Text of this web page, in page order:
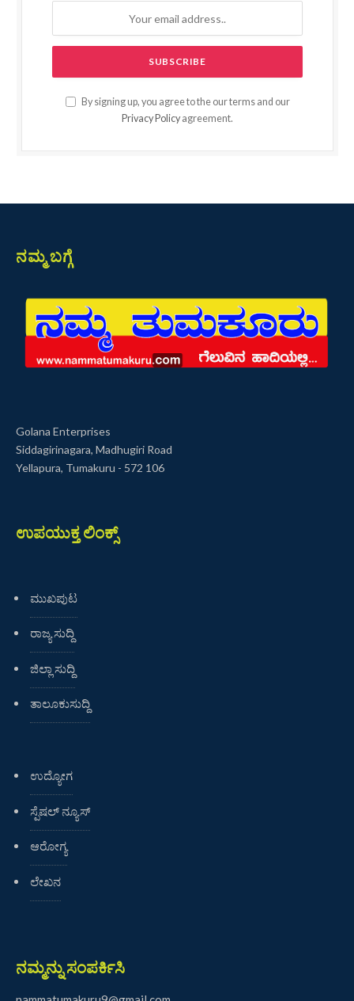
By signing up, you agree to the our terms and our
Privacy Policy agreement.
ನಮ್ಮ ಬಗ್ಗೆ
Golana Enterprises
Siddagirinagara, Madhugiri Road
Yellapura, Tumakuru - 572 106
ಉಪಯುಕ್ತ ಲಿಂಕ್ಸ್
ಮುಖಪುಟ
ರಾಜ್ಯ ಸುದ್ದಿ
ಜಿಲ್ಲಾ ಸುದ್ದಿ
ತಾಲೂಕುಸುದ್ದಿ
ಉದ್ಯೋಗ
ಸ್ಪೆಷಲ್ ನ್ಯೂಸ್
ಆರೋಗ್ಯ
ಲೇಖನ
ನಮ್ಮನ್ನು ಸಂಪರ್ಕಿಸಿ